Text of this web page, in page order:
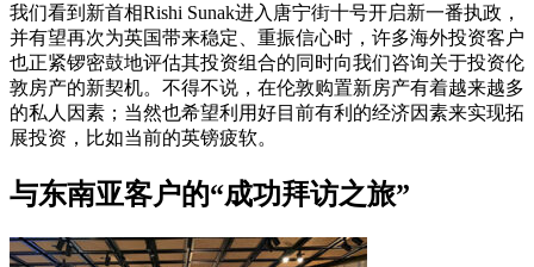
我们看到新首相Rishi Sunak进入唐宁街十号开启新一番执政，
并有望再次为英国带来稳定、重振信心时，许多海外投资客户
也正紧锣密鼓地评估其投资组合的同时向我们咨询关于投资伦
敦房产的新契机。不得不说，在伦敦购置新房产有着越来越多
的私人因素；当然也希望利用好目前有利的经济因素来实现拓
展投资，比如当前的英镑疲软。
与东南亚客户的“成功拜访之旅”